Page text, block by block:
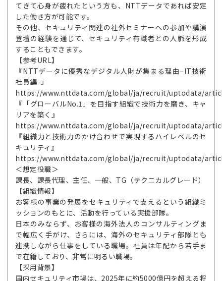
てきて心身が疲れたという方も、NTTデータであれば安定
した働き方が可能です。
その他、セキュリティ関連の社外セミナーへの参加や講演
登壇の経験を通じて、セキュリティ有識者との人脈を形成
することもできます。
【参考URL】
『NTTデータに優秀なデジタル人財が集まる理由−IT技術
社員編−』
https://www.nttdata.com/global/ja/recruit/uptodata/
『「グローバルNo.1」を目指す組織で技術力を磨き、キャ
リアを築く』
https://www.nttdata.com/global/ja/recruit/uptodata/
『組織力と技術力のかけ合わせで実現するハイレベルのセ
キュリティ』
https://www.nttdata.com/global/ja/recruit/uptodata/
＜想定役職＞
課長、課長代理、主任、一般、TG（テクニカルグレード）
【組織情報】
お客様の事業の発展をセキュリティで支えるという組織ミ
ッションのもとに、活動を行っている実援部隊。
日本のみならず、お客様の海外法人のコンサルティングま
で幅広く手がけ、さらには、海外のセキュリティ部隊とも
連携しながら仕事をしている職場。社員は年配から若手ま
で在籍しており、非常に明るい職場。
【採用背景】
国内セキュリティ市場は、2025年に約5000億円を超える将